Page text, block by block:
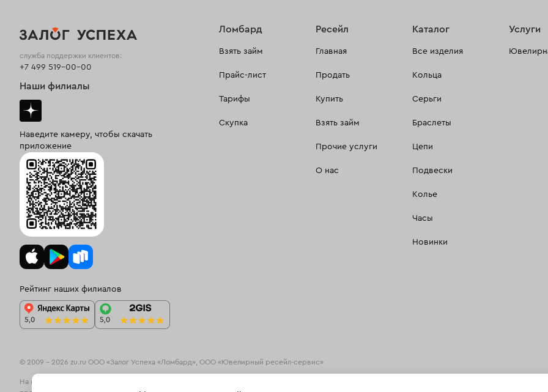
Ломбард
Взять займ
Прайс-лист
Тарифы
Скупка
Ресейл
Главная
Продать
Купить
Взять займ
Прочие услуги
О нас
Каталог
Все изделия
Кольца
Серьги
Браслеты
Цепи
Подвески
Колье
Часы
Новинки
Услуги
служба поддержки клиентов:
+7 499 519-00-00
Наши филиалы
Наведите камеру, чтобы скачать
приложение
Рейтинг наших филиалов
© 2009 – 2026 zu.ru ООО «Залог Успеха «Ломбард», ООО «Ювелирный ресейл-сервис»
На информационном ресурсе zu.ru применяются